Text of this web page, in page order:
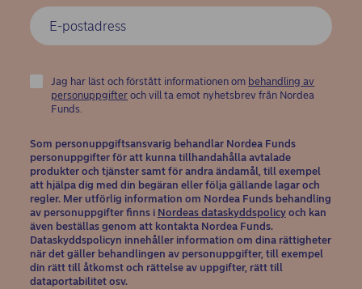
Jag har läst och förstått informationen om behandling av
personuppgifter och vill ta emot nyhetsbrev från Nordea
Funds.
Som personuppgiftsansvarig behandlar Nordea Funds
personuppgifter för att kunna tillhandahålla avtalade
produkter och tjänster samt för andra ändamål, till exempel
att hjälpa dig med din begäran eller följa gällande lagar och
regler. Mer utförlig information om Nordea Funds behandling
av personuppgifter finns i Nordeas dataskyddspolicy(opens in new
och kan
även beställas genom att kontakta Nordea Funds.
Dataskyddspolicyn innehåller information om dina rättigheter
när det gäller behandlingen av personuppgifter, till exempel
din rätt till åtkomst och rättelse av uppgifter, rätt till
dataportabilitet osv.